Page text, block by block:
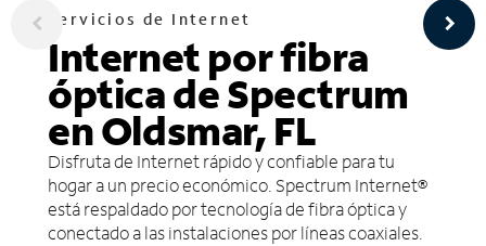
Servicios de Internet
Internet por fibra
óptica de Spectrum
en Oldsmar, FL
Disfruta de Internet rápido y confiable para tu
hogar a un precio económico. Spectrum Internet®
está respaldado por tecnología de fibra óptica y
conectado a las instalaciones por líneas coaxiales.